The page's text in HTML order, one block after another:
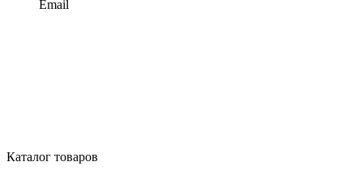
Email
Каталог товаров